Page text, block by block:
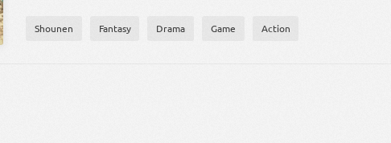
Shounen Fantasy Drama Game Action